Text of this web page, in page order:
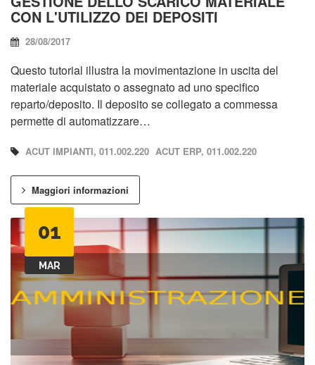
CON L'UTILIZZO DEI DEPOSITI
28/08/2017
Questo tutorial illustra la movimentazione in uscita del
materiale acquistato o assegnato ad uno specifico
reparto/deposito. Il deposito se collegato a commessa
permette di automatizzare…
ACUT IMPIANTI, 011.002.220 ACUT ERP, 011.002.220
Maggiori informazioni
01
MAR